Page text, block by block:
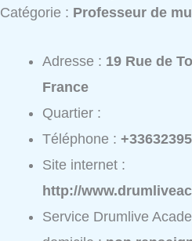
Catégorie : Professeur de
Adresse : 19 Rue de
France
Quartier :
Téléphone :
Site internet :
http://
Service Drumlive